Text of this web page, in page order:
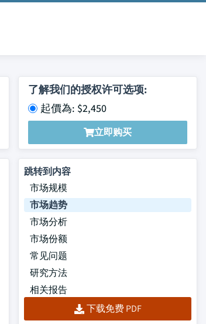
了解我们的授权许可选项:
起價為: $2,450
立即购买
跳转到内容
市场规模
市场趋势
市场分析
市场份额
常见问题
研究方法
相关报告
下载免费 PDF